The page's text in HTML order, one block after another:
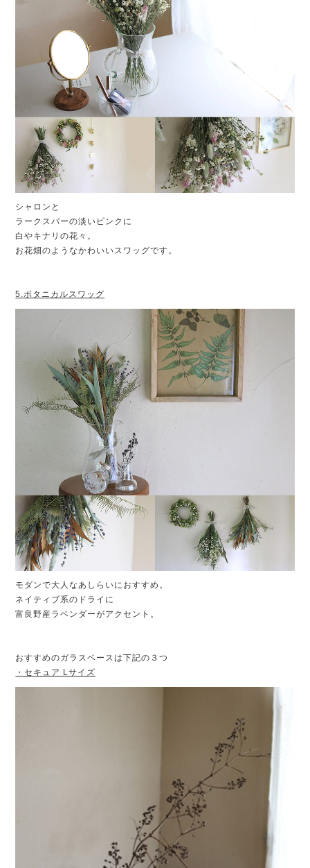
シャロンと
ラークスパーの淡いピンクに
白やキナリの花々。
お花畑のようなかわいいスワッグです。
5.ボタニカルスワッグ
モダンで大人なあしらいにおすすめ。
ネイティブ系のドライに
富良野産ラベンダーがアクセント。
おすすめのガラスベースは下記の３つ
・セキュア Lサイズ